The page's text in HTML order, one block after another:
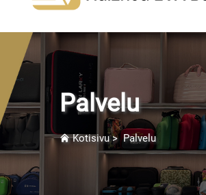
Palvelu
Kotisivu>Palvelu